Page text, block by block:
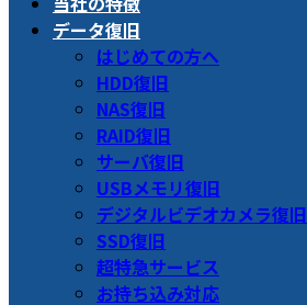
データ復旧
はじめての方へ
HDD復旧
NAS復旧
RAID復旧
サーバ復旧
USBメモリ復旧
デジタルビデオカメラ復旧
SSD復旧
超特急サービス
お持ち込み対応